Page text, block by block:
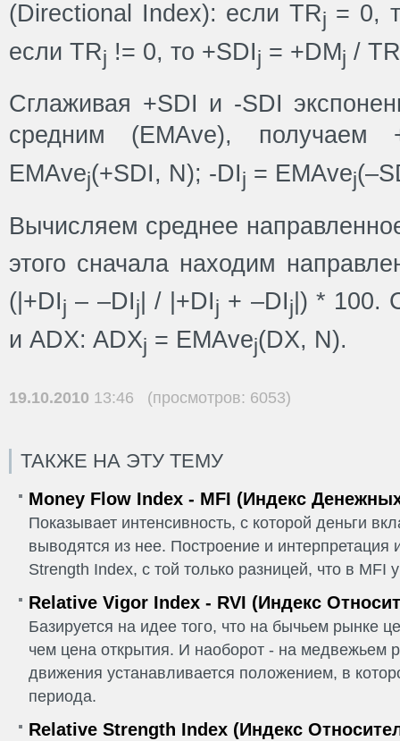
(Directional Index): если TRj = 0,
eсли TRj != 0, то +SDIj = +DMj / TR
Сглаживая +SDI и -SDI
средним (EMAve), получаем
EMAvej(+SDI, N); -DIj = EMAvej
Вычисляем среднее
этого сначала находим
(|+DIj – –DIj | / |+DIj + –DIj |) * 100.
и ADX: ADXj = EMAvej(DX, N).
19.10.2010 13:46 (просмотров: 6053)
ТАКЖЕ НА ЭТУ ТЕМУ
Money Flow Index - MFI (Индекс
Показывает интенсивность, с которой деньги
выводятся из нее. Построение и интерпретация
Strength Index, с той только разницей, что в MFI
Relative Vigor Index - RVI (Индекс
Базируется на идее того, что на бычьем рынке
чем цена открытия. И наоборот - на медвежьем
движения устанавливается положением, в
периода.
Relative Strength Index (Индекс